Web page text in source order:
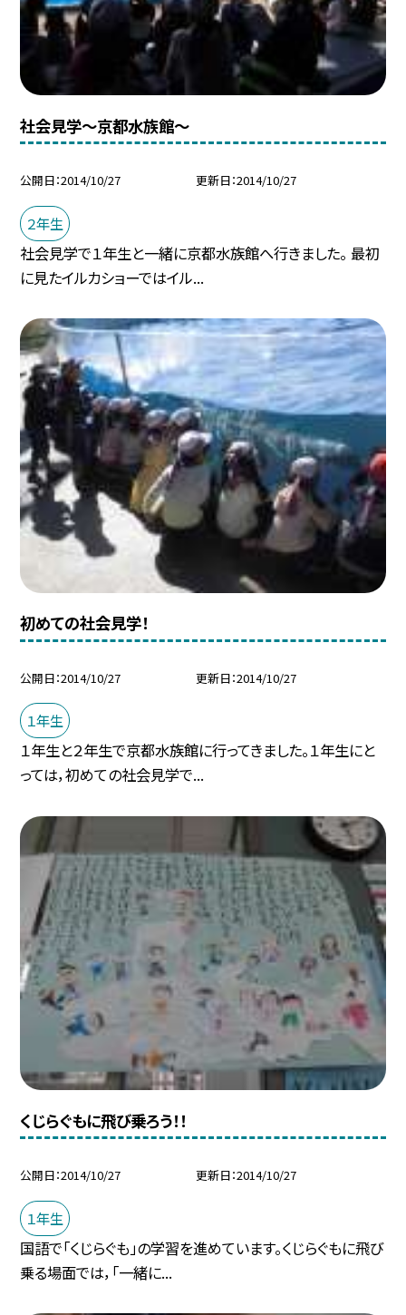
社会見学〜京都水族館〜
公開日 2014/10/27 更新日 2014/10/27
２年生
社会見学で１年生と一緒に京都水族館へ行きました。 最初
に見たイルカショーではイル...
初めての社会見学！
公開日 2014/10/27 更新日 2014/10/27
１年生
１年生と２年生で京都水族館に行ってきました。１年生にと
っては，初めての社会見学で...
くじらぐもに飛び乗ろう！！
公開日 2014/10/27 更新日 2014/10/27
１年生
国語で「くじらぐも」の学習を進めています。くじらぐもに飛び
乗る場面では，「一緒に...